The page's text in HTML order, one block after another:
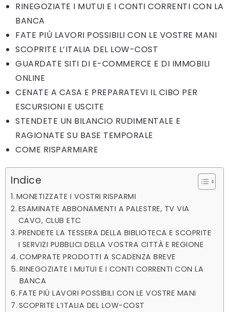
RINEGOZIATE I MUTUI E I CONTI CORRENTI CON LA
BANCA
FATE PIÙ LAVORI POSSIBILI CON LE VOSTRE MANI
SCOPRITE L’ITALIA DEL LOW-COST
GUARDATE SITI DI E-COMMERCE E DI IMMOBILI
ONLINE
CENATE A CASA E PREPARATEVI IL CIBO PER
ESCURSIONI E USCITE
STENDETE UN BILANCIO RUDIMENTALE E
RAGIONATE SU BASE TEMPORALE
COME RISPARMIARE
Indice
MONETIZZATE I VOSTRI RISPARMI
ESAMINATE ABBONAMENTI A PALESTRE, TV VIA
CAVO, CLUB ETC
PRENDETE LA TESSERA DELLA BIBLIOTECA E SCOPRITE
I SERVIZI PUBBLICI DELLA VOSTRA CITTÀ E REGIONE
COMPRATE PRODOTTI A SCADENZA BREVE
RINEGOZIATE I MUTUI E I CONTI CORRENTI CON LA
BANCA
FATE PIÙ LAVORI POSSIBILI CON LE VOSTRE MANI
SCOPRITE L’ITALIA DEL LOW-COST